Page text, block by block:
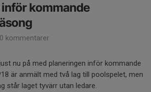
kommande
0 kommentarer
nu på med planeringen inför kommande
är anmält med två lag till poolspelet, men
står laget tyvärr utan ledare.